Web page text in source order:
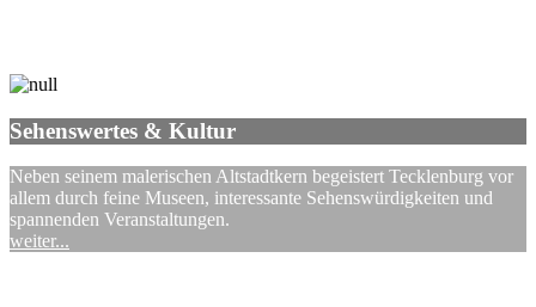
Sehenswertes & Kultur
Neben seinem malerischen Altstadtkern begeistert Tecklenburg vor
allem durch feine Museen, interessante Sehenswürdigkeiten und
spannenden Veranstaltungen.
weiter...